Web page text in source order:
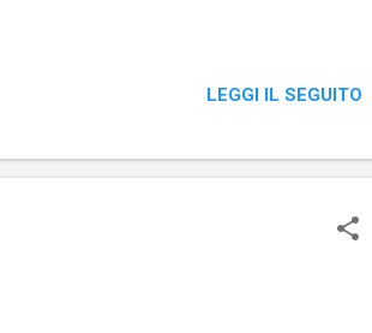
LEGGI IL SEGUITO